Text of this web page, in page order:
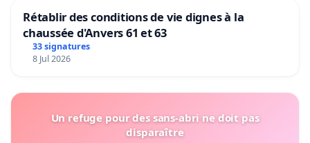
Rétablir des conditions de vie dignes à la
chaussée d'Anvers 61 et 63
33 signatures
8 Jul 2026
Un refuge pour des sans-abri ne doit pas
disparaître